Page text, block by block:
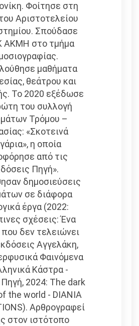
Φοίτησε στη
Αριστοτελείου
Σπούδασε
ΑΚΜΗ στο τμήμα
μαθήματα
θεάτρου και
Το 2020 εξέδωσε
του συλλογή
Τρόμου –
«Σκοτεινά
η οποία
από τις
Πηγή».
δημοσιεύσεις
σε διάφορα
έργα (2022:
σχέσεις: Ένα
δεν τελειώνει
Αγγελάκη,
Φαινόμενα
Κάστρα -
2024: The dark
the world - DIANIA
Αρθρογραφεί
στον ιστότοπο